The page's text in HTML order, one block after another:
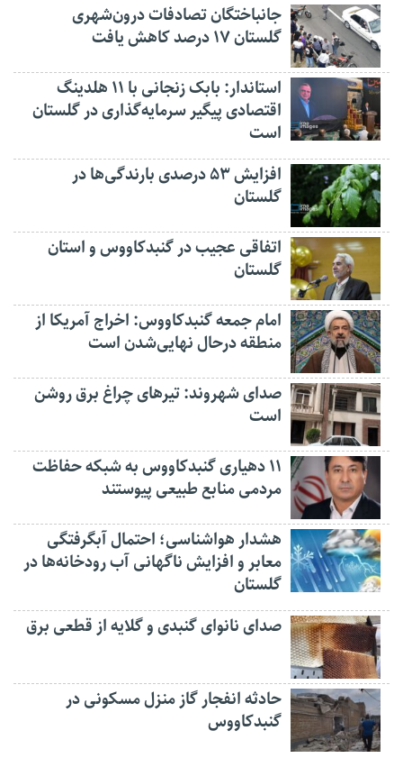
جانباختگان تصادفات درون‌شهری
گلستان ۱۷ درصد کاهش یافت
استاندار: بابک زنجانی با ۱۱ هلدینگ
اقتصادی پیگیر سرمایه‌گذاری در گلستان
است
افزایش ۵۳ درصدی بارندگی‌ها در
گلستان
اتفاقی عجیب در‌ گنبدکاووس و استان
گلستان
امام جمعه گنبدکاووس: اخراج آمریکا از
منطقه درحال نهایی‌شدن است
صدای شهروند: تیرهای چراغ برق روشن
است
۱۱ دهیاری گنبدکاووس به شبکه حفاظت
مردمی منابع طبیعی پیوستند
هشدار هواشناسی؛ احتمال آبگرفتگی
معابر و افزایش ناگهانی آب رودخانه‌ها در
گلستان
صدای نانوای گنبدی و گلایه از قطعی برق
حادثه انفجار گاز منزل مسکونی در
گنبدکاووس